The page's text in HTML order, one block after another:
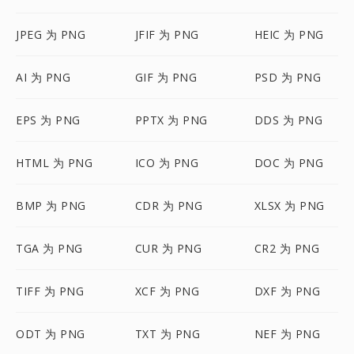
JPEG 为 PNG JFIF 为 PNG HEIC 为 PNG
AI 为 PNG GIF 为 PNG PSD 为 PNG
EPS 为 PNG PPTX 为 PNG DDS 为 PNG
HTML 为 PNG ICO 为 PNG DOC 为 PNG
BMP 为 PNG CDR 为 PNG XLSX 为 PNG
TGA 为 PNG CUR 为 PNG CR2 为 PNG
TIFF 为 PNG XCF 为 PNG DXF 为 PNG
ODT 为 PNG TXT 为 PNG NEF 为 PNG